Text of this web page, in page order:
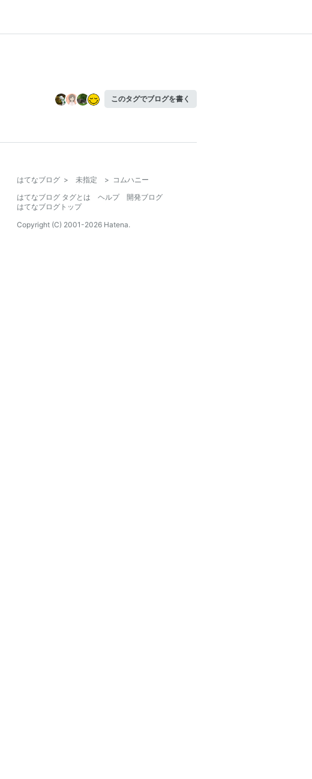
このタグでブログを書く
はてなブログ > 未指定 > コムハニー
はてなブログ タグとは
ヘルプ
開発ブログ
はてなブログトップ
Copyright (C) 2001-2026 Hatena.